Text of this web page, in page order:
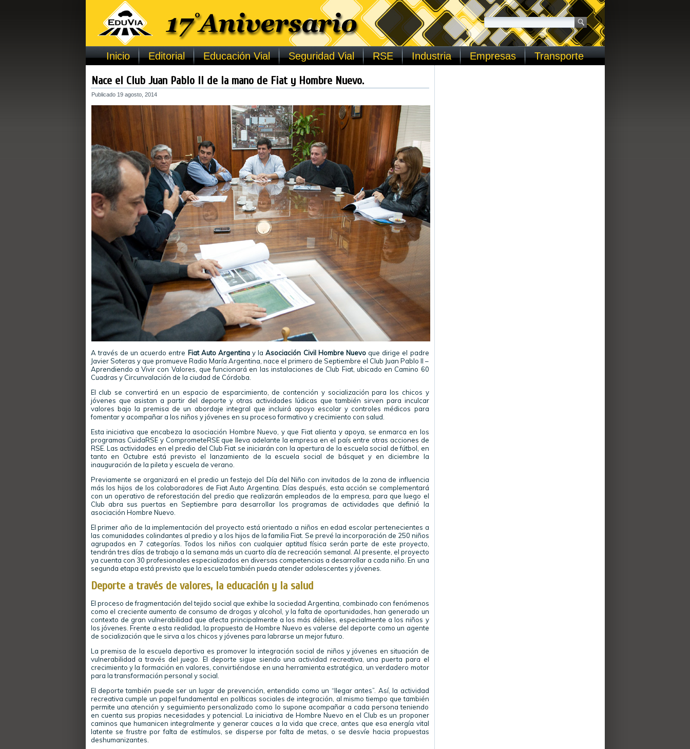
Inicio Editorial Educación Vial Seguridad Vial RSE Industria Empresas Transporte
Nace el Club Juan Pablo II de la mano de Fiat y Hombre Nuevo.
Publicado 19 agosto, 2014
A través de un acuerdo entre Fiat Auto Argentinay laAsociación Civil Hombre Nuevoque dirige el padre
Javier Soteras y que promueve Radio María Argentina, nace el primero de Septiembre el Club Juan Pablo II –
Aprendiendo a Vivir con Valores, que funcionará en las instalaciones de Club Fiat, ubicado en Camino 60
Cuadras y Circunvalación de la ciudad de Córdoba.
El club se convertirá en un espacio de esparcimiento, de contención y socialización para los chicos y
jóvenes que asistan a partir del deporte y otras actividades lúdicas que también sirven para inculcar
valores bajo la premisa de un abordaje integral que incluirá apoyo escolar y controles médicos para
fomentar y acompañar a los niños y jóvenes en su proceso formativo y crecimiento con salud.
Esta iniciativa que encabeza la asociación Hombre Nuevo, y que Fiat alienta y apoya, se enmarca en los
programas CuidaRSE y ComprometeRSE que lleva adelante la empresa en el país entre otras acciones de
RSE. Las actividades en el predio del Club Fiat se iniciarán con la apertura de la escuela social de fútbol, en
tanto en Octubre está previsto el lanzamiento de la escuela social de básquet y en diciembre la
inauguración de la pileta y escuela de verano.
Previamente se organizará en el predio un festejo del Día del Niño con invitados de la zona de influencia
más los hijos de los colaboradores de Fiat Auto Argentina. Días después, esta acción se complementará
con un operativo de reforestación del predio que realizarán empleados de la empresa, para que luego el
Club abra sus puertas en Septiembre para desarrollar los programas de actividades que definió la
asociación Hombre Nuevo.
El primer año de la implementación del proyecto está orientado a niños en edad escolar pertenecientes a
las comunidades colindantes al predio y a los hijos de la familia Fiat. Se prevé la incorporación de 250 niños
agrupados en 7 categorías. Todos los niños con cualquier aptitud física serán parte de este proyecto,
tendrán tres días de trabajo a la semana más un cuarto día de recreación semanal. Al presente, el proyecto
ya cuenta con 30 profesionales especializados en diversas competencias a desarrollar a cada niño. En una
segunda etapa está previsto que la escuela también pueda atender adolescentes y jóvenes.
Deporte a través de valores, la educación y la salud
El proceso de fragmentación del tejido social que exhibe la sociedad Argentina, combinado con fenómenos
como el creciente aumento de consumo de drogas y alcohol, y la falta de oportunidades, han generado un
contexto de gran vulnerabilidad que afecta principalmente a los más débiles, especialmente a los niños y
los jóvenes. Frente a esta realidad, la propuesta de Hombre Nuevo es valerse del deporte como un agente
de socialización que le sirva a los chicos y jóvenes para labrarse un mejor futuro.
La premisa de la escuela deportiva es promover la integración social de niños y jóvenes en situación de
vulnerabilidad a través del juego. El deporte sigue siendo una actividad recreativa, una puerta para el
crecimiento y la formación en valores, convirtiéndose en una herramienta estratégica, un verdadero motor
para la transformación personal y social.
El deporte también puede ser un lugar de prevención, entendido como un “llegar antes”. Así, la actividad
recreativa cumple un papel fundamental en políticas sociales de integración, al mismo tiempo que también
permite una atención y seguimiento personalizado como lo supone acompañar a cada persona teniendo
en cuenta sus propias necesidades y potencial. La iniciativa de Hombre Nuevo en el Club es un proponer
caminos que humanicen integralmente y generar cauces a la vida que crece, antes que esa energía vital
latente se frustre por falta de estímulos, se disperse por falta de metas, o se desvíe hacia propuestas
deshumanizantes.